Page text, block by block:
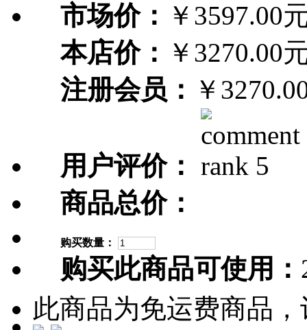
市场价： ￥3597.00
本店价： ￥3270.00
注册会员： ￥
用户评价：
商品总价：
购买数量：
购买此商品可使用：
此商品为免运费商品